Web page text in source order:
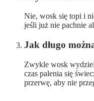
Nie, wosk się topi i
jeśli już nie pachnie
Jak długo
Zwykle wosk
czas palenia się
przerwę, aby nie